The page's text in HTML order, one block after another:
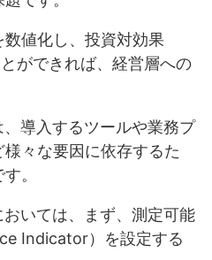
値化し、投資対効果
ができれば、経営層への
導入するツールや業務プ
々な要因に依存するた
。
いては、まず、測定可能
Indicator）を設定する